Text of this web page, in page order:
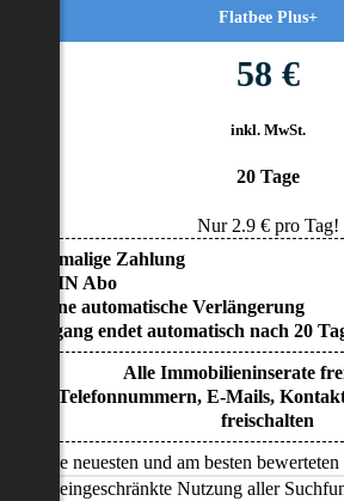
Flatbee Plus+
58 €
inkl. MwSt.
20 Tage
Nur 2.9€ pro Tag!
• Einmalige Zahlung
• KEIN Abo
• Keine automatische Verlängerung
• Zugang endet automatisch nach 20
Alle Immobilieninserate
Alle Telefonnummern, E-Mails,
freischalten
Alle neuesten und am besten
Uneingeschränkte Nutzung aller